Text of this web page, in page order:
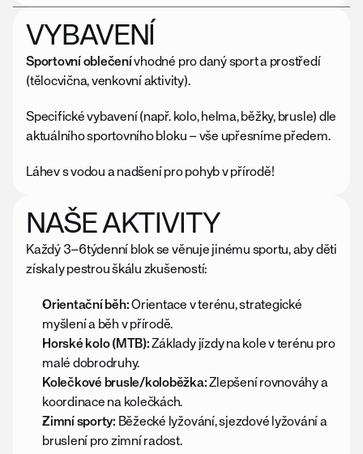
VYBAVENÍ
Sportovní oblečení vhodné pro daný sport a prostředí
(tělocvična, venkovní aktivity).
Specifické vybavení (např. kolo, helma, běžky, brusle) dle
aktuálního sportovního bloku – vše upřesníme předem.
Láhev s vodou a nadšení pro pohyb v přírodě!
NAŠE AKTIVITY
Každý 3–6týdenní blok se věnuje jinému sportu, aby děti
získaly pestrou škálu zkušeností:
Orientační běh: Orientace v terénu, strategické
myšlení a běh v přírodě.
Horské kolo (MTB): Základy jízdy na kole v terénu pro
malé dobrodruhy.
Kolečkové brusle/koloběžka: Zlepšení rovnováhy a
koordinace na kolečkách.
Zimní sporty: Běžecké lyžování, sjezdové lyžování a
bruslení pro zimní radost.